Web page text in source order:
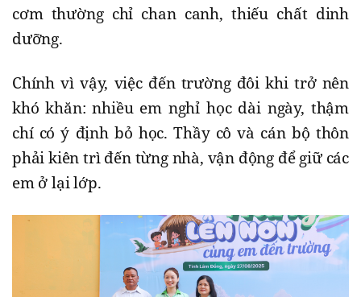
cơm thường chỉ chan canh, thiếu chất dinh
dưỡng.
Chính vì vậy, việc đến trường đôi khi trở nên
khó khăn: nhiều em nghỉ học dài ngày, thậm
chí có ý định bỏ học. Thầy cô và cán bộ thôn
phải kiên trì đến từng nhà, vận động để giữ các
em ở lại lớp.